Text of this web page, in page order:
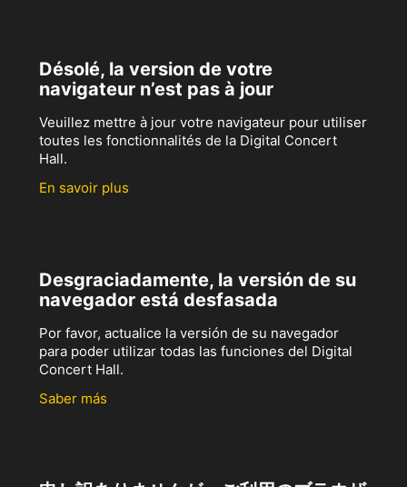
Désolé, la version de votre
navigateur n’est pas à jour
Veuillez mettre à jour votre navigateur pour utiliser
toutes les fonctionnalités de la Digital Concert
Hall.
En savoir plus
Desgraciadamente, la versión de su
navegador está desfasada
Por favor, actualice la versión de su navegador
para poder utilizar todas las funciones del Digital
Concert Hall.
Saber más